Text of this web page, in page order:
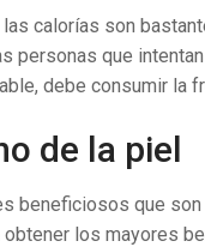
calorías son
personas que
debe consumir la
de la piel
beneficiosos que
los mayores